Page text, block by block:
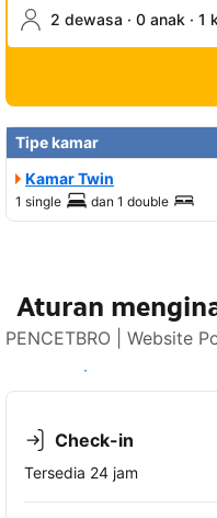
2 dewasa · 0 anak · 1
Tipe kamar
Kamar Twin
1 single dan 1 double
Aturan
PENCETBRO | Website
Lihat ketersediaan
Check-in
Tersedia 24 jam